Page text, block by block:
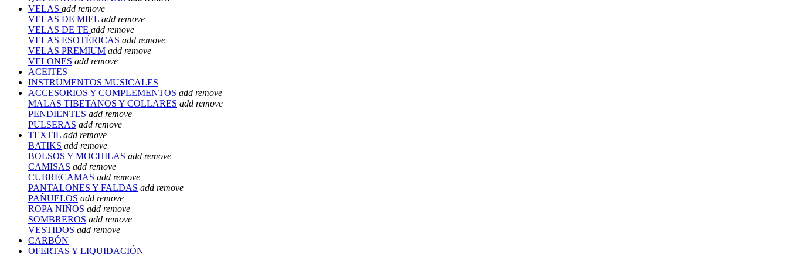
VELAS add remove
VELAS DE MIEL add remove
VELAS DE TE add remove
VELAS ESOTÉRICAS add remove
VELAS PREMIUM add remove
VELONES add remove
ACEITES
INSTRUMENTOS MUSICALES
ACCESORIOS Y COMPLEMENTOS add remove
MALAS TIBETANOS Y COLLARES add remove
PENDIENTES add remove
PULSERAS add remove
TEXTIL add remove
BATIKS add remove
BOLSOS Y MOCHILAS add remove
CAMISAS add remove
CUBRECAMAS add remove
PANTALONES Y FALDAS add remove
PAÑUELOS add remove
ROPA NIÑOS add remove
SOMBREROS add remove
VESTIDOS add remove
CARBÓN
OFERTAS Y LIQUIDACIÓN